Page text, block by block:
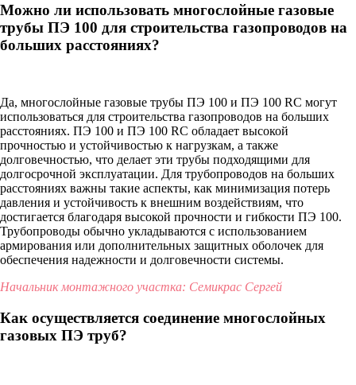
Можно ли использовать многослойные газовые
трубы ПЭ 100 для строительства газопроводов на
больших расстояниях?
Да, многослойные газовые трубы ПЭ 100 и ПЭ 100 RC могут
использоваться для строительства газопроводов на больших
расстояниях. ПЭ 100 и ПЭ 100 RC обладает высокой
прочностью и устойчивостью к нагрузкам, а также
долговечностью, что делает эти трубы подходящими для
долгосрочной эксплуатации. Для трубопроводов на больших
расстояниях важны такие аспекты, как минимизация потерь
давления и устойчивость к внешним воздействиям, что
достигается благодаря высокой прочности и гибкости ПЭ 100.
Трубопроводы обычно укладываются с использованием
армирования или дополнительных защитных оболочек для
обеспечения надежности и долговечности системы.
Начальник монтажного участка: Семикрас Сергей
Как осуществляется соединение многослойных
газовых ПЭ труб?